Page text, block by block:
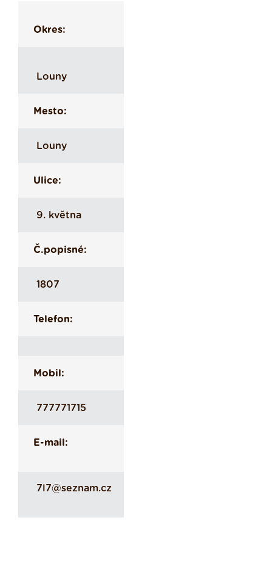
Okres:
Louny
Mesto:
Louny
Ulice:
9. května
Č.popisné:
1807
Telefon:
Mobil:
777771715
E-mail:
7l7@seznam.cz